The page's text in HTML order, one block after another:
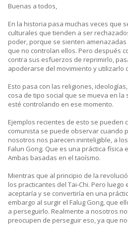
Buenas a todos,
En la historia pasa muchas veces que
culturales que tienden a ser
poder, porque se sienten
que no controlan ellos. Pero después
contra sus esfuerzos de reprimirlo,
apoderarse del movimiento y utilizarlo
Esto pasa con las religiones,
cosa de tipo social que se mueva en
esté controlando en ese momento.
Ejemplos recientes de esto se pueden
comunista se puede observar cuando
nosotros nos parecen ininteligible, a
Falun Gong. Que es una práctica física
Ambas basadas en el taoísmo.
Mientras que al principio de la
los practicantes del Tai-Chi. Pero luego
aceptaría y se convertiría en una
embargo al surgir el Falug Gong, que
a perseguirlo. Realmente a nosotros
preocupen de perseguir eso, ya que